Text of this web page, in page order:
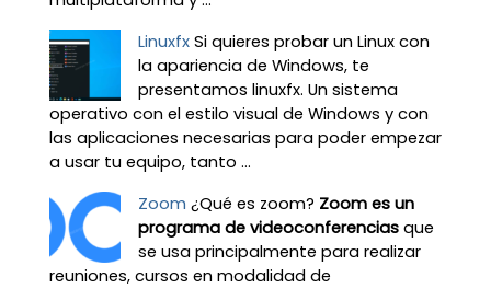
Linuxfx Si quieres probar un Linux con
la apariencia de Windows, te
presentamos linuxfx. Un sistema
operativo con el estilo visual de Windows y con
las aplicaciones necesarias para poder empezar
a usar tu equipo, tanto ...
Zoom ¿Qué es zoom? Zoom es un
programa de videoconferenciasque
se usa principalmente para realizar
reuniones, cursos en modalidad de